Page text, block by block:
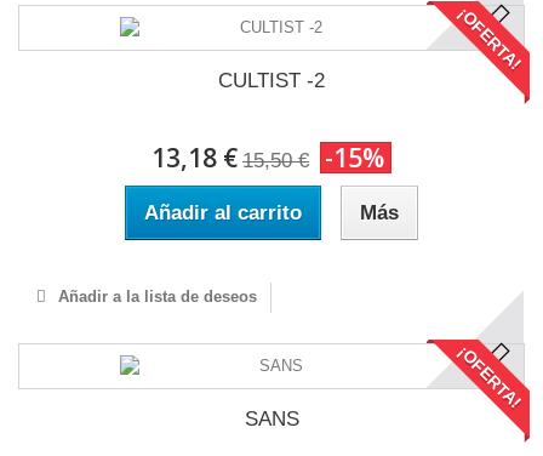
¡OFERTA!
CULTIST -2
13,18 € 15,50 € -15%
Añadir al carrito Más
Añadir a la lista de deseos
¡OFERTA!
SANS